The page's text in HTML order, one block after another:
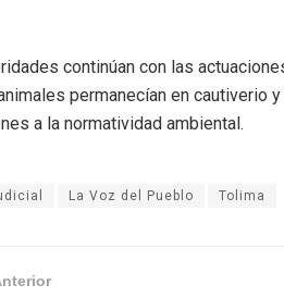
continúan con las
permanecían en
a la normatividad ambiental.
La Voz del Pueblo Tolima